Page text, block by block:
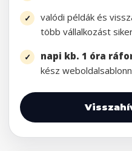
valódi példák és
több vállalkozást
napi kb. 1 óra
kész